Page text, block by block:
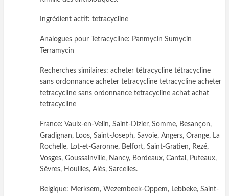
Ingrédient actif: tetracycline
Analogues pour Tetracycline: Panmycin Sumycin
Terramycin
Recherches similaires: acheter tétracycline tétracycline
sans ordonnance acheter tetracycline tetracycline acheter
tetracycline sans ordonnance tetracycline achat achat
tetracycline
France: Vaulx-en-Velin, Saint-Dizier, Somme, Besançon,
Gradignan, Loos, Saint-Joseph, Savoie, Angers, Orange, La
Rochelle, Lot-et-Garonne, Belfort, Saint-Gratien, Rezé,
Vosges, Goussainville, Nancy, Bordeaux, Cantal, Puteaux,
Sèvres, Houilles, Alès, Sarcelles.
Belgique: Merksem, Wezembeek-Oppem, Lebbeke, Saint-